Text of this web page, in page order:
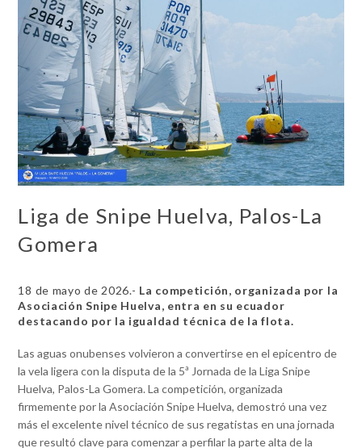
Liga de Snipe Huelva, Palos-La
Gomera
18 de mayo de 2026.- La competición, organizada por la
Asociación Snipe Huelva, entra en su ecuador
destacando por la igualdad técnica de la flota.
​Las aguas onubenses volvieron a convertirse en el epicentro de
la vela ligera con la disputa de la 5ª Jornada de la Liga Snipe
Huelva, Palos-La Gomera. La competición, organizada
firmemente por la Asociación Snipe Huelva, demostró una vez
más el excelente nivel técnico de sus regatistas en una jornada
que resultó clave para comenzar a perfilar la parte alta de la